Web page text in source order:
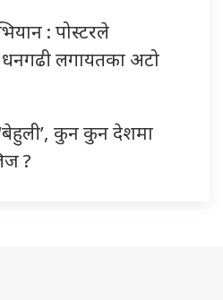
: पोस्टरले
लगायतका अटो
कुन कुन देशमा
?